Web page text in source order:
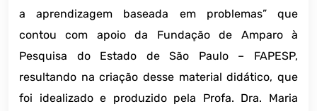
a aprendizagem baseada em problemas” que
contou com apoio da Fundação de Amparo à
Pesquisa do Estado de São Paulo – FAPESP,
resultando na criação desse material didático, que
foi idealizado e produzido pela Profa. Dra. Maria